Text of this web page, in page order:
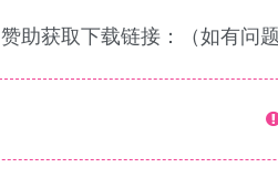
赞助获取下载链接：（如有问题